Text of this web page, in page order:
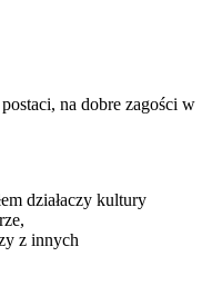
na dobre zagości w
działaczy kultury
z innych